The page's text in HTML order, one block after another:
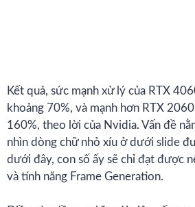
Kết quả, sức mạnh xử lý của RTX
khoảng 70%, và mạnh hơn RTX
160%, theo lời của Nvidia. Vấn đề
nhìn dòng chữ nhỏ xíu ở dưới slide
dưới đây, con số ấy sẽ chỉ đạt được
và tính năng Frame Generation.